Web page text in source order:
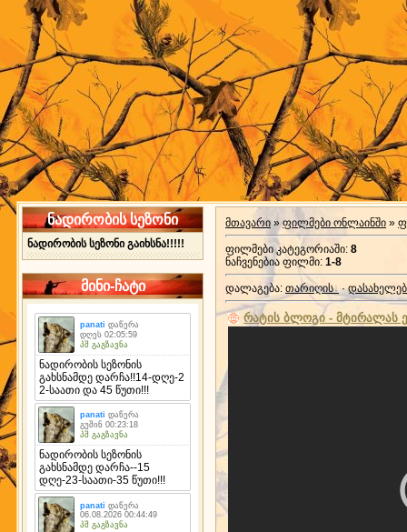
ნადირობის სეზონი
ნადირობის სეზონი გაიხსნა!!!!!
მინი-ჩატი
მთავარი » ფილმები ონლაინში »
ფილმები კატეგორიაში: 8
ნაჩვენებია ფილმი: 1-8
დალაგება: თარიღის ·
რატის ბლოგი - მტირალას